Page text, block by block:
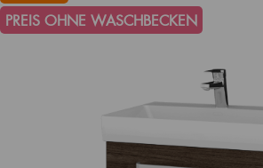
PREIS OHNE WASCHBECKEN